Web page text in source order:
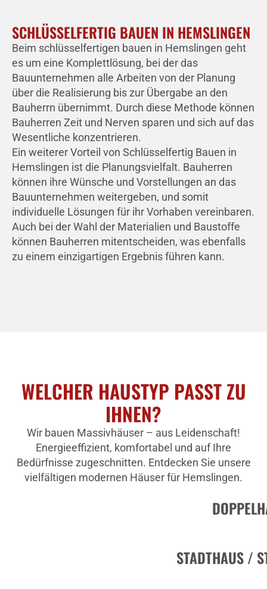
SCHLÜSSELFERTIG BAUEN IN HEMSLINGEN
Beim schlüsselfertigen bauen in Hemslingen geht
es um eine Komplettlösung, bei der das
Bauunternehmen alle Arbeiten von der Planung
über die Realisierung bis zur Übergabe an den
Bauherrn übernimmt. Durch diese Methode können
Bauherren Zeit und Nerven sparen und sich auf das
Wesentliche konzentrieren.
Ein weiterer Vorteil von Schlüsselfertig Bauen in
Hemslingen ist die Planungsvielfalt. Bauherren
können ihre Wünsche und Vorstellungen an das
Bauunternehmen weitergeben, und somit
individuelle Lösungen für ihr Vorhaben vereinbaren.
Auch bei der Wahl der Materialien und Baustoffe
können Bauherren mitentscheiden, was ebenfalls
zu einem einzigartigen Ergebnis führen kann.
WELCHER HAUSTYP PASST ZU
IHNEN?
Wir bauen Massivhäuser – aus Leidenschaft!
Energieeffizient, komfortabel und auf Ihre
Bedürfnisse zugeschnitten. Entdecken Sie unsere
vielfältigen modernen Häuser für Hemslingen.
STADTHAUS /